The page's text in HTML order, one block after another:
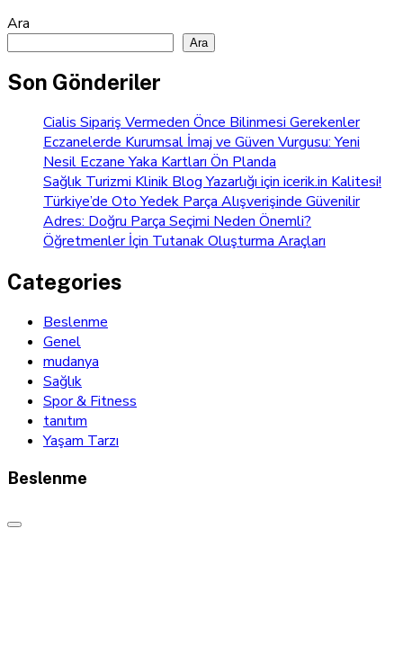
Ara
Ara
Son Gönderiler
Cialis Sipariş Vermeden Önce Bilinmesi Gerekenler
Eczanelerde Kurumsal İmaj ve Güven Vurgusu: Yeni
Nesil Eczane Yaka Kartları Ön Planda
Sağlık Turizmi Klinik Blog Yazarlığı için icerik.in Kalitesi!
Türkiye’de Oto Yedek Parça Alışverişinde Güvenilir
Adres: Doğru Parça Seçimi Neden Önemli?
Öğretmenler İçin Tutanak Oluşturma Araçları
Categories
Beslenme
Genel
mudanya
Sağlık
Spor & Fitness
tanıtım
Yaşam Tarzı
Beslenme